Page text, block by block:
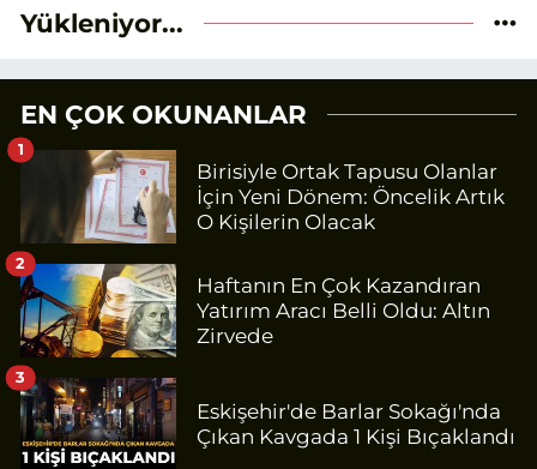
Yükleniyor...
EN ÇOK OKUNANLAR
Birisiyle Ortak Tapusu Olanlar
İçin Yeni Dönem: Öncelik Artık
O Kişilerin Olacak
1
Haftanın En Çok Kazandıran
Yatırım Aracı Belli Oldu: Altın
Zirvede
2
Eskişehir'de Barlar Sokağı'nda
Çıkan Kavgada 1 Kişi Bıçaklandı
3